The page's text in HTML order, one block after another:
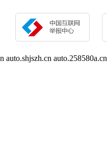
auto.shjszh.cn auto.258580a.cn